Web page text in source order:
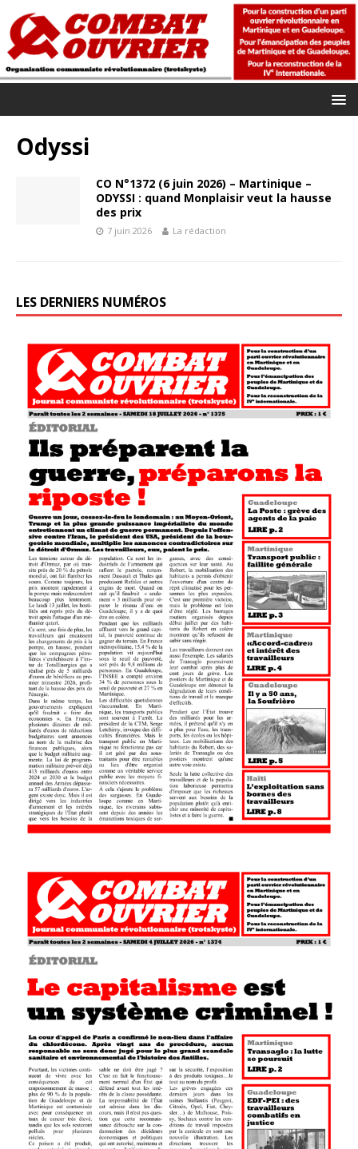
Odyssi
CO N°1372 (6 juin 2026) – Martinique –
ODYSSI : quand Monplaisir veut la hausse
des prix
7 juin 2026 La rédaction
LES DERNIERS NUMÉROS